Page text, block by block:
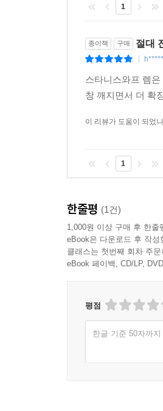
St. 렘, 『절대 진공』
가상의 책에 대한 비
렘에게 듣는다.
마르셀 코스카, 『로빈
해설에 온갖 참고사항을
사이먼 메릴, 『섹스플
성性과 관련된 온갖 금
알프레트 첼러만, 『루
있다. 그런데 ‘아무것
1
종이책 구매 절대
스타니스와프 렘
창 깨지면서 더 확
이 리뷰가 도움이 되었
1
한줄평 (1건)
1,000원 이상 구매 후 한줄
eBook은 다운로드 후 작
클래스는 첫번째 회차 주
eBook 페이백, CD/LP,
평점
한글 기준 50자까